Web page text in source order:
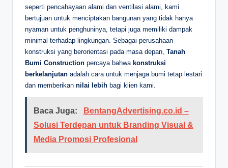
seperti pencahayaan alami dan ventilasi alami, kami
bertujuan untuk menciptakan bangunan yang tidak hanya
nyaman untuk penghuninya, tetapi juga memiliki dampak
minimal terhadap lingkungan. Sebagai perusahaan
konstruksi yang berorientasi pada masa depan, Tanah
Bumi Construction percaya bahwa konstruksi
berkelanjutan adalah cara untuk menjaga bumi tetap lestari
dan memberikan nilai lebih bagi klien kami.
Baca Juga:
BentangAdvertising.co.id –
Solusi Terdepan untuk Branding Visual &
Media Promosi Profesional